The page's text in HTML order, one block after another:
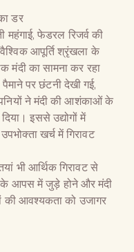
डर
महंगाई, फेडरल रिजर्व की
आपूर्ति श्रृंखला के
मंदी का सामना कर रहा
पर छंटनी देखी गई,
ने मंदी की आशंकाओं के
इससे उद्योगों में
खर्च में गिरावट
भी आर्थिक गिरावट से
के आपस में जुड़े होने और मंदी
की आवश्यकता को उजागर